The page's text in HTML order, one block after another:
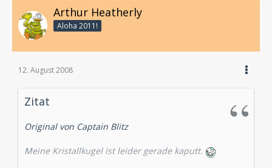
Arthur Heatherly
Aloha 2011!
12. August 2008
Zitat
Original von Captain Blitz
Meine Kristallkugel ist leider gerade kaputt.